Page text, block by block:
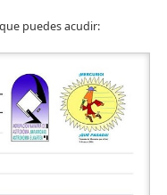
puedes acudir: